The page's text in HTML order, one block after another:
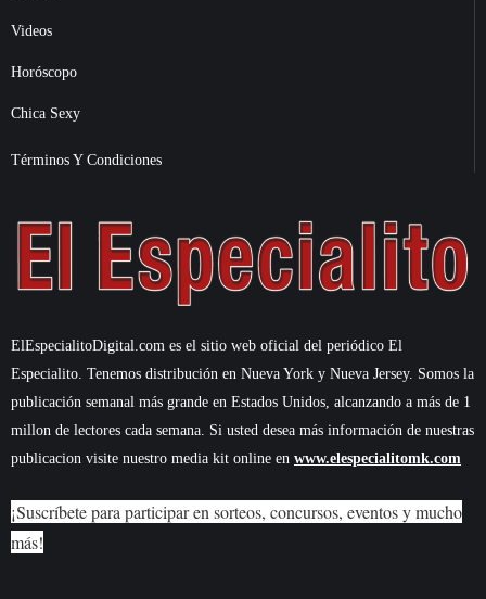
Videos
Horóscopo
Chica Sexy
Términos Y Condiciones
ElEspecialitoDigital.com es el sitio web oficial del periódico El
Especialito. Tenemos distribución en Nueva York y Nueva Jersey. Somos la
publicación semanal más grande en Estados Unidos, alcanzando a más de 1
millon de lectores cada semana. Si usted desea más información de nuestras
publicacion visite nuestro media kit online en www.elespecialitomk.com
¡Suscríbete para participar en sorteos, concursos, eventos y mucho
más!